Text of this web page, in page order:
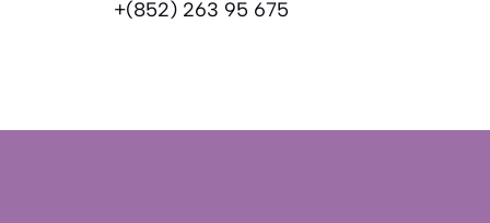
+(852) 263 95 675